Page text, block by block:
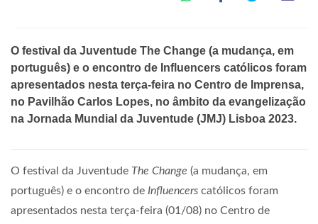
O festival da Juventude The Change (a mudança, em
português) e o encontro de Influencers católicos foram
apresentados nesta terça-feira no Centro de Imprensa,
no Pavilhão Carlos Lopes, no âmbito da evangelização
na Jornada Mundial da Juventude (JMJ) Lisboa 2023.
O festival da Juventude The Change (a mudança, em
português) e o encontro de Influencers católicos foram
apresentados nesta terça-feira (01/08) no Centro de